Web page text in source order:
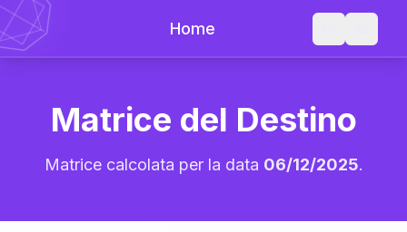
Home
Matrice del Destino
Matrice calcolata per la data 06/12/2025.